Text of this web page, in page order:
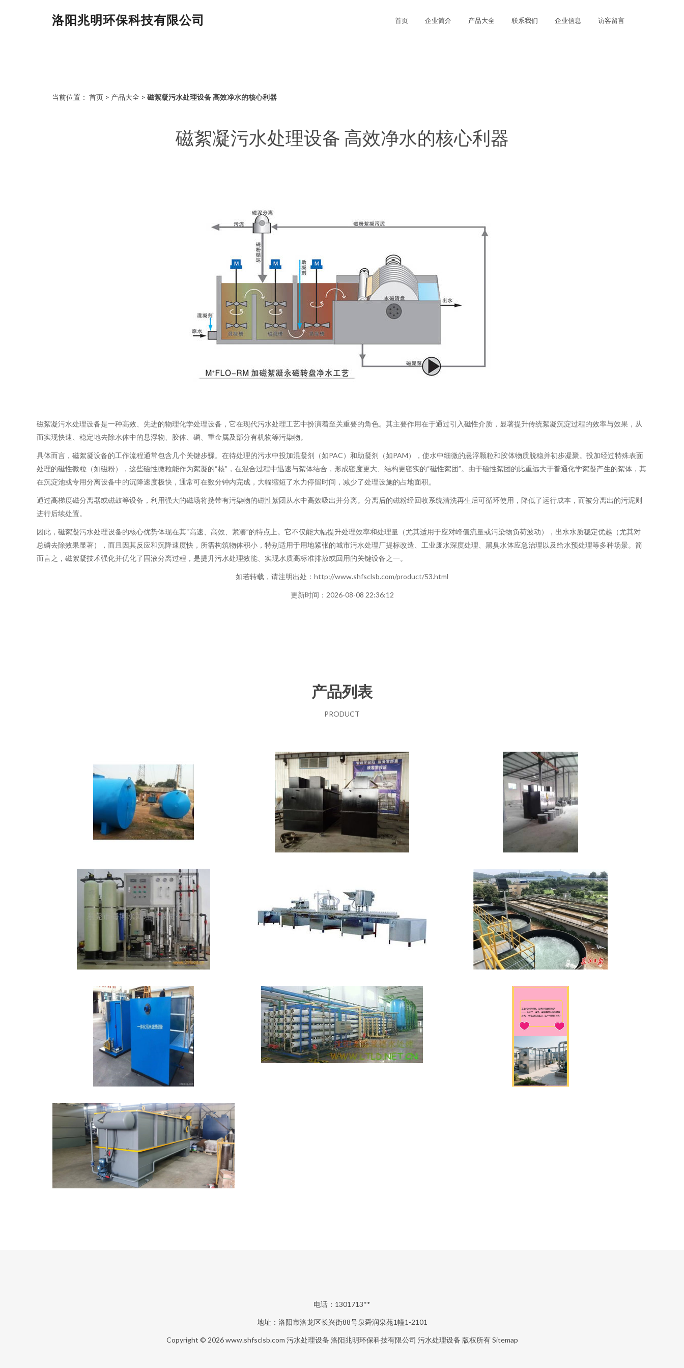
洛阳兆明环保科技有限公司 首页 企业简介 产品大全 联系我们 企业信息 访客留言
当前位置： 首页 > 产品大全 > 磁絮凝污水处理设备 高效净水的核心利器
磁絮凝污水处理设备 高效净水的核心利器
磁絮凝污水处理设备是一种高效、先进的物理化学处理设备，它在现代污水处理工艺中扮演着至关重要的角色。其主要作用在于通过引入磁性介质，显著提升传统絮凝沉淀过程的效率与效果，从
而实现快速、稳定地去除水体中的悬浮物、胶体、磷、重金属及部分有机物等污染物。
具体而言，磁絮凝设备的工作流程通常包含几个关键步骤。在待处理的污水中投加混凝剂（如PAC）和助凝剂（如PAM），使水中细微的悬浮颗粒和胶体物质脱稳并初步凝聚。投加经过特殊表面
处理的磁性微粒（如磁粉），这些磁性微粒能作为絮凝的“核”，在混合过程中迅速与絮体结合，形成密度更大、结构更密实的“磁性絮团”。由于磁性絮团的比重远大于普通化学絮凝产生的絮体，其
在沉淀池或专用分离设备中的沉降速度极快，通常可在数分钟内完成，大幅缩短了水力停留时间，减少了处理设施的占地面积。
通过高梯度磁分离器或磁鼓等设备，利用强大的磁场将携带有污染物的磁性絮团从水中高效吸出并分离。分离后的磁粉经回收系统清洗再生后可循环使用，降低了运行成本，而被分离出的污泥则
进行后续处置。
因此，磁絮凝污水处理设备的核心优势体现在其“高速、高效、紧凑”的特点上。它不仅能大幅提升处理效率和处理量（尤其适用于应对峰值流量或污染物负荷波动），出水水质稳定优越（尤其对
总磷去除效果显著），而且因其反应和沉降速度快，所需构筑物体积小，特别适用于用地紧张的城市污水处理厂提标改造、工业废水深度处理、黑臭水体应急治理以及给水预处理等多种场景。简
而言之，磁絮凝技术强化并优化了固液分离过程，是提升污水处理效能、实现水质高标准排放或回用的关键设备之一。
如若转载，请注明出处：http://www.shfsclsb.com/product/53.html
更新时间：2026-08-08 22:36:12
产品列表
PRODUCT
电话：1301713**
地址：洛阳市洛龙区长兴街88号泉舜润泉苑1幢1-2101
Copyright © 2026www.shfsclsb.com 污水处理设备 洛阳兆明环保科技有限公司 污水处理设备 版权所有Sitemap